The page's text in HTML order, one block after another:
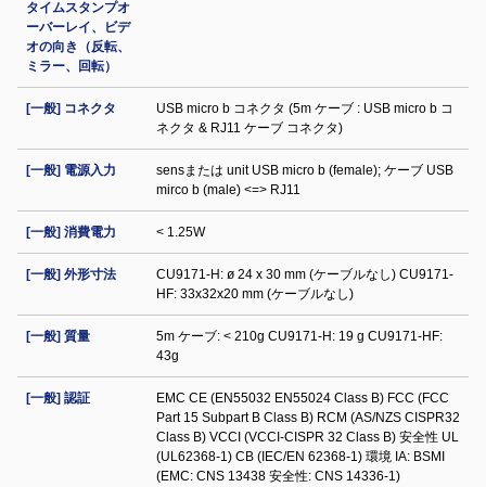
タイムスタンプオ
ーバーレイ、ビデ
オの向き（反転、
ミラー、回転）
[一般] コネクタ
USB micro b コネクタ (5m ケーブ : USB micro b コ
ネクタ & RJ11 ケーブ コネクタ)
[一般] 電源入力
sensまたは unit USB micro b (female); ケーブ USB
mirco b (male) <=> RJ11
[一般] 消費電力 < 1.25W
[一般] 外形寸法
CU9171-H: ø 24 x 30 mm (ケーブルなし) CU9171-
HF: 33x32x20 mm (ケーブルなし)
[一般] 質量
5m ケーブ: < 210g CU9171-H: 19 g CU9171-HF:
43g
[一般] 認証
EMC CE (EN55032 EN55024 Class B) FCC (FCC
Part 15 Subpart B Class B) RCM (AS/NZS CISPR32
Class B) VCCI (VCCI-CISPR 32 Class B) 安全性 UL
(UL62368-1) CB (IEC/EN 62368-1) 環境 IA: BSMI
(EMC: CNS 13438 安全性: CNS 14336-1)